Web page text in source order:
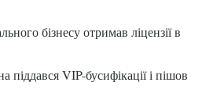
бізнесу отримав ліцензії в
VIP-бусифікації і пішов